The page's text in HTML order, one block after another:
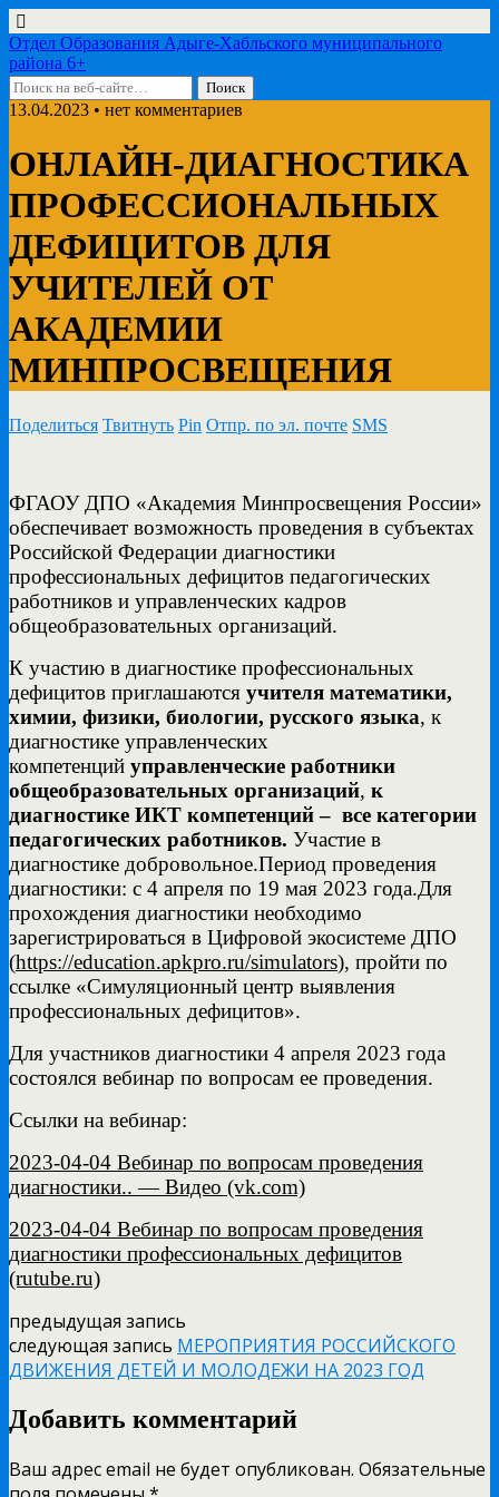
Отдел Образования Адыге-Хабльского муниципального
района 6+
13.04.2023 • нет комментариев
ОНЛАЙН-ДИАГНОСТИКА
ПРОФЕССИОНАЛЬНЫХ
ДЕФИЦИТОВ ДЛЯ
УЧИТЕЛЕЙ ОТ
АКАДЕМИИ
МИНПРОСВЕЩЕНИЯ
Поделиться Твитнуть Pin Отпр. по эл. почте SMS
ФГАОУ ДПО «Академия Минпросвещения России»
обеспечивает возможность проведения в субъектах
Российской Федерации диагностики
профессиональных дефицитов педагогических
работников и управленческих кадров
общеобразовательных организаций.
К участию в диагностике профессиональных
дефицитов приглашаются учителя математики,
химии, физики, биологии, русского языка, к
диагностике управленческих
компетенций управленческие работники
общеобразовательных организаций, к
диагностике ИКТ компетенций – все категории
педагогических работников. Участие в
диагностике добровольное.Период проведения
диагностики: с 4 апреля по 19 мая 2023 года.Для
прохождения диагностики необходимо
зарегистрироваться в Цифровой экосистеме ДПО
(https://education.apkpro.ru/simulators), пройти по
ссылке «Симуляционный центр выявления
профессиональных дефицитов».
Для участников диагностики 4 апреля 2023 года
состоялся вебинар по вопросам ее проведения.
Ссылки на вебинар:
2023-04-04 Вебинар по вопросам проведения
диагностики.. — Видео (vk.com)
2023-04-04 Вебинар по вопросам проведения
диагностики профессиональных дефицитов
(rutube.ru)
предыдущая запись
следующая запись МЕРОПРИЯТИЯ РОССИЙСКОГО
ДВИЖЕНИЯ ДЕТЕЙ И МОЛОДЕЖИ НА 2023 ГОД
Добавить комментарий
Ваш адрес email не будет опубликован. Обязательные